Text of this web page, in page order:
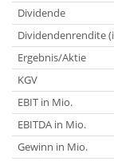
Dividende
Dividendenrendite
Ergebnis/Aktie
KGV
EBIT in Mio.
EBITDA in Mio.
Gewinn in Mio.